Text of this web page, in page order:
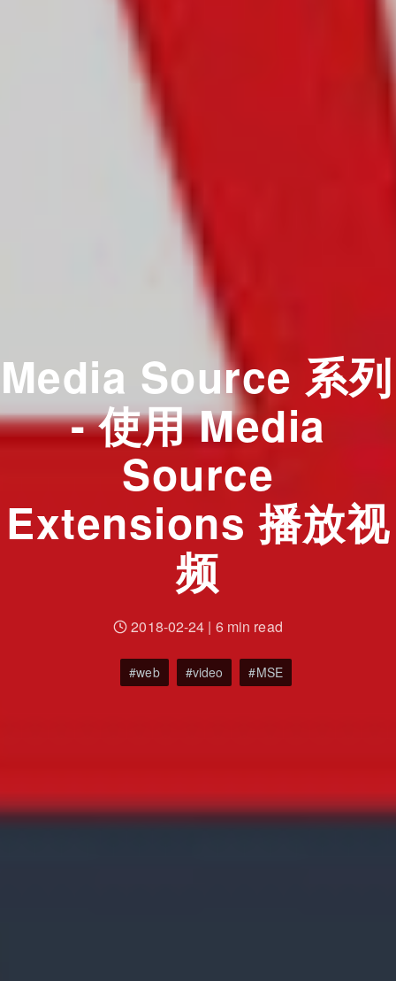
Media Source 系列
- 使用 Media
Source
Extensions 播放视
频
2018-02-24 | 6 min read
web video MSE